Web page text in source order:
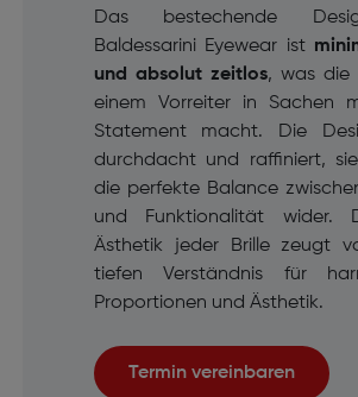
Das bestechende
Baldessarini Eyewear ist
und absolut zeitlos, was die
einem Vorreiter in Sachen
Statement macht. Die
durchdacht und raffiniert,
die perfekte Balance
und Funktionalität wider.
Ästhetik jeder Brille zeugt
tiefen Verständnis für
Proportionen und Ästhetik.
Termin vereinbaren